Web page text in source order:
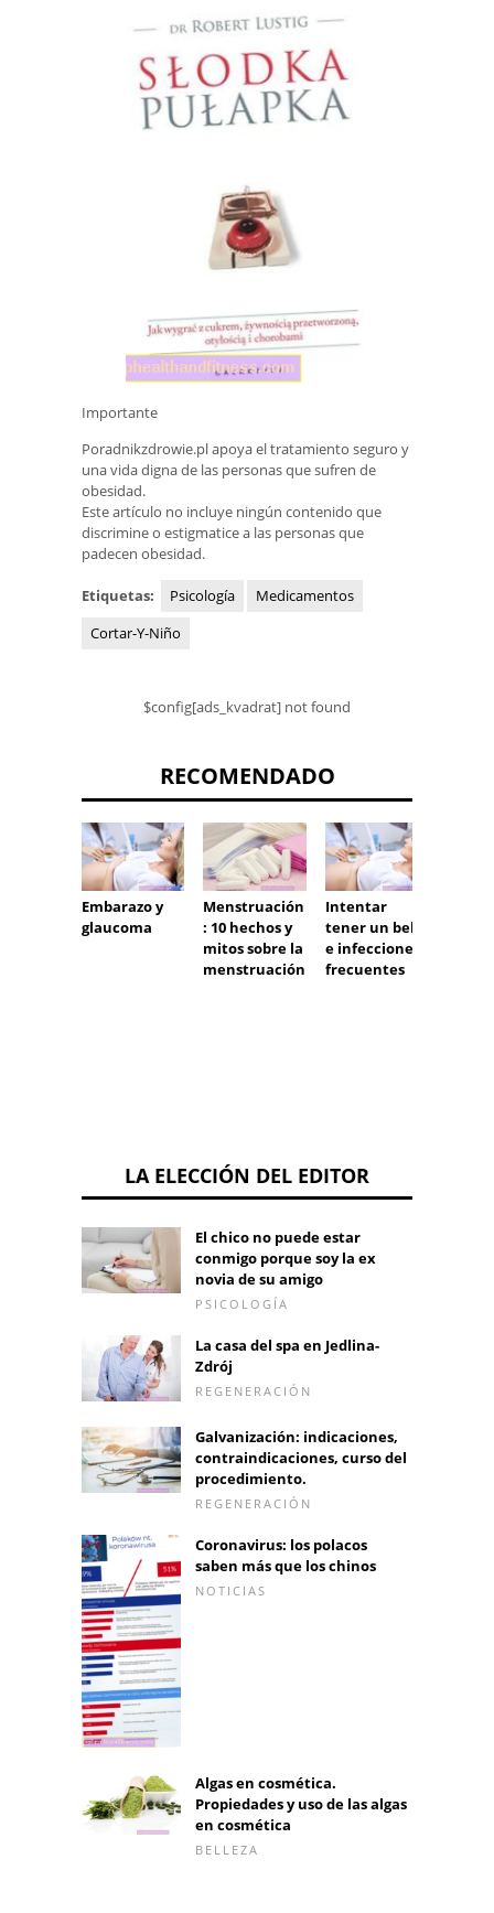
Importante
Poradnikzdrowie.pl apoya el tratamiento seguro y
una vida digna de las personas que sufren de
obesidad.
Este artículo no incluye ningún contenido que
discrimine o estigmatice a las personas que
padecen obesidad.
Etiquetas: Psicología
Medicamentos
Cortar-Y-Niño
$config[ads_kvadrat] not found
RECOMENDADO
Embarazo y
glaucoma
Menstruación
: 10 hechos y
mitos sobre la
menstruación
Intentar
tener un bebé
e infecciones
frecuentes
LA ELECCIÓN DEL EDITOR
El chico no puede estar
conmigo porque soy la ex
novia de su amigo
PSICOLOGÍA
La casa del spa en Jedlina-
Zdrój
REGENERACIÓN
Galvanización: indicaciones,
contraindicaciones, curso del
procedimiento.
REGENERACIÓN
Coronavirus: los polacos
saben más que los chinos
NOTICIAS
Algas en cosmética.
Propiedades y uso de las algas
en cosmética
BELLEZA